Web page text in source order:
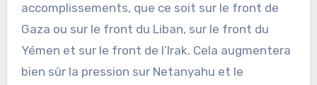
accomplissements, que ce soit sur le front de
Gaza ou sur le front du Liban, sur le front du
Yémen et sur le front de l’Irak. Cela augmentera
bien sûr la pression sur Netanyahu et le